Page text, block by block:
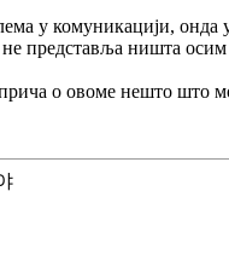
у комуникацији, онда
не представља ништа осим
о овоме нешто што